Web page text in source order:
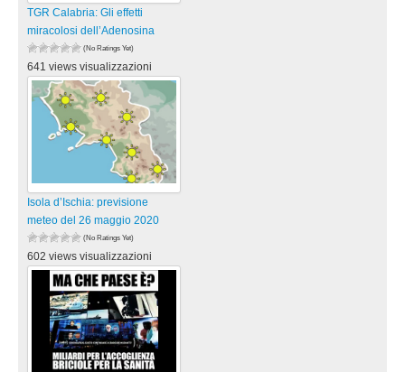
TGR Calabria: Gli effetti
miracolosi dell’Adenosina
(No Ratings Yet)
641 views visualizzazioni
Isola d’Ischia: previsione
meteo del 26 maggio 2020
(No Ratings Yet)
602 views visualizzazioni